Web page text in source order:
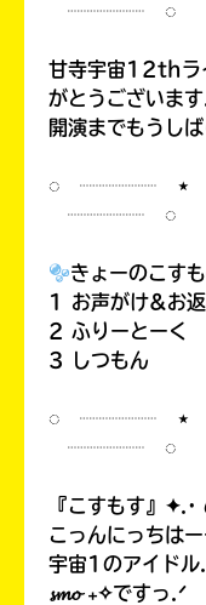
┈┈┈┈ ◌
甘寺宇宙12thラ
がとうございま
開演までもうし
◌ ┈┈┈┈ ⋆
┈┈┈┈ ◌
きょーのこす
1 お声がけ&お
2 ふりーとーく
3 しつもん
◌ ┈┈┈┈ ⋆
┈┈┈┈ ◌
『こすもす』✦.·
こっんにっちは
宇宙1のアイド
𝓼𝓶𝓸 ₊✧ですっ.ᐟ